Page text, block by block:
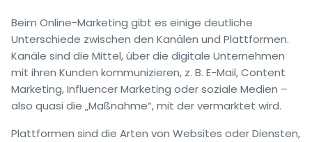
Beim Online-Marketing gibt es einige deutliche
Unterschiede zwischen den Kanälen und Plattformen.
Kanäle sind die Mittel, über die digitale Unternehmen
mit ihren Kunden kommunizieren, z. B. E-Mail, Content
Marketing, Influencer Marketing oder soziale Medien –
also quasi die „Maßnahme“, mit der vermarktet wird.
Plattformen sind die Arten von Websites oder Diensten,